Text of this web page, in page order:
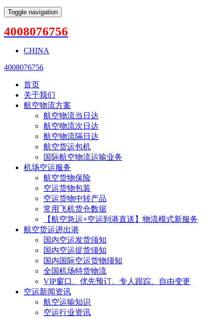
Toggle navigation
4008076756
CHINA
4008076756
首页
关于我们
航空物流方案
航空物流当日达
航空物流次日达
航空物流隔日达
航空货运包机
国际航空物流运输业务
机场空运服务
航空货物保险
空运货物包装
空运货物中转产品
常用飞机货仓数据
【航空急运+空运到港直送】物流模式新服务
航空货运进出港
国内空运发货须知
国内空运提货须知
国内国际空运货物须知
全国机场特货物流
VIP窗口、优先预订、专人跟踪、自由变更
空运新闻资讯
航空运输知识
空运行业资讯